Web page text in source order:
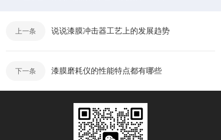
上一条 说说漆膜冲击器工艺上的发展趋势
下一条 漆膜磨耗仪的性能特点都有哪些